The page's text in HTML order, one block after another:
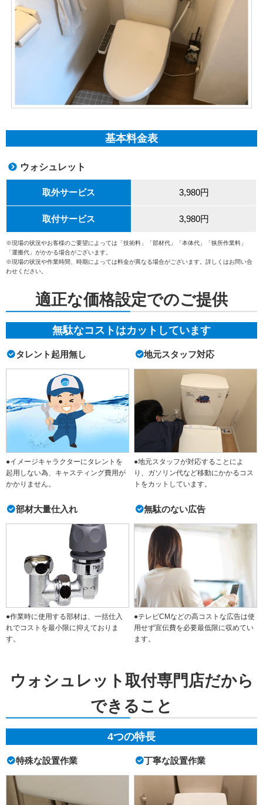
基本料金表
ウォシュレット
取外サービス 3,980円
取付サービス 3,980円
※現場の状況やお客様のご要望によっては「技術料」「部材代」「本体代」「狭所作業料」
「運搬代」がかかる場合がございます。
※現場の状況や作業時間、時期によっては料金が異なる場合がございます。詳しくはお問い合
わせください。
適正な価格設定でのご提供
無駄なコストはカットしています
タレント起用無し
●イメージキャラクターにタレントを
起用しない為、キャスティング費用が
かかりません。
地元スタッフ対応
●地元スタッフが対応することによ
り、ガソリン代など移動にかかるコス
トをカットしています。
部材大量仕入れ
●作業時に使用する部材は、一括仕入
れでコストを最小限に抑えておりま
す。
無駄のない広告
●テレビCMなどの高コストな広告は使
用せず宣伝費を必要最低限に収めてい
ます。
ウォシュレット取付専門店だから
できること
4つの特長
特殊な設置作業 丁寧な設置作業